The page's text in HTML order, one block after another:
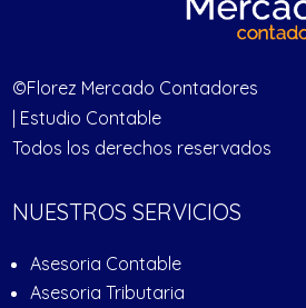
©Florez Mercado Contadores
| Estudio Contable
Todos los derechos reservados
NUESTROS SERVICIOS
Asesoria Contable
Asesoria Tributaria